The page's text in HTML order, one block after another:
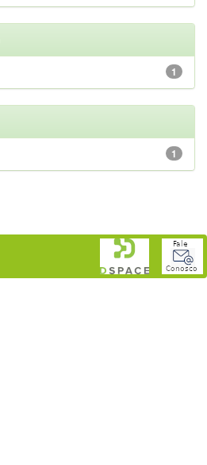
1
1